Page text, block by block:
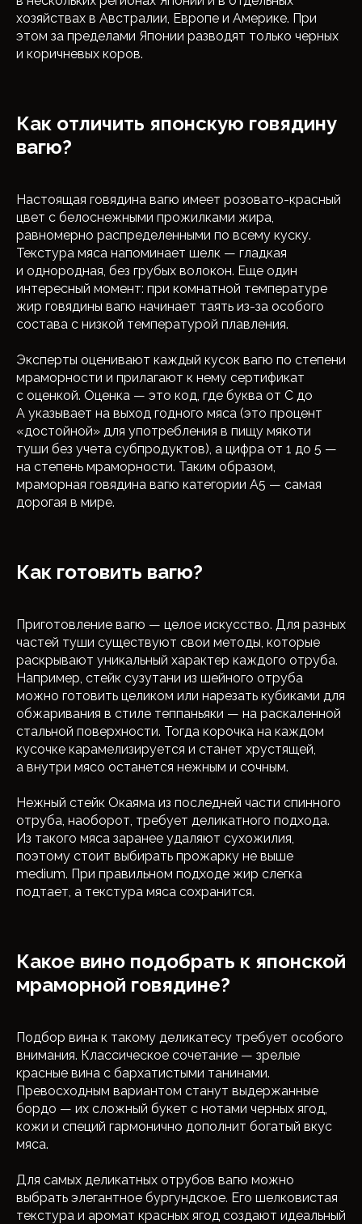
хозяйствах в Австралии, Европе и Америке. При
этом за пределами Японии разводят только черных
и коричневых коров.
Как отличить японскую говядину
вагю?
Настоящая говядина вагю имеет розовато-красный
цвет с белоснежными прожилками жира,
равномерно распределенными по всему куску.
Текстура мяса напоминает шелк — гладкая
и однородная, без грубых волокон. Еще один
интересный момент: при комнатной температуре
жир говядины вагю начинает таять из-за особого
состава с низкой температурой плавления.
Эксперты оценивают каждый кусок вагю по степени
мраморности и прилагают к нему сертификат
с оценкой. Оценка — это код, где буква от C до
A указывает на выход годного мяса (это процент
«достойной» для употребления в пищу мякоти
туши без учета субпродуктов), а цифра от 1 до 5 —
на степень мраморности. Таким образом,
мраморная говядина вагю категории A5 — самая
дорогая в мире.
Как готовить вагю?
Приготовление вагю — целое искусство. Для разных
частей туши существуют свои методы, которые
раскрывают уникальный характер каждого отруба.
Например, стейк сузутани из шейного отруба
можно готовить целиком или нарезать кубиками для
обжаривания в стиле теппаньяки — на раскаленной
стальной поверхности. Тогда корочка на каждом
кусочке карамелизируется и станет хрустящей,
а внутри мясо останется нежным и сочным.
Нежный стейк Окаяма из последней части спинного
отруба, наоборот, требует деликатного подхода.
Из такого мяса заранее удаляют сухожилия,
поэтому стоит выбирать прожарку не выше
medium. При правильном подходе жир слегка
подтает, а текстура мяса сохранится.
Какое вино подобрать к японской
мраморной говядине?
Подбор вина к такому деликатесу требует особого
внимания. Классическое сочетание — зрелые
красные вина с бархатистыми танинами.
Превосходным вариантом станут выдержанные
бордо — их сложный букет с нотами черных ягод,
кожи и специй гармонично дополнит богатый вкус
мяса.
Для самых деликатных отрубов вагю можно
выбрать элегантное бургундское. Его шелковистая
текстура и аромат красных ягод создают идеальный
Политика в отношении обработки
персональных данных
Пользовательское соглашение